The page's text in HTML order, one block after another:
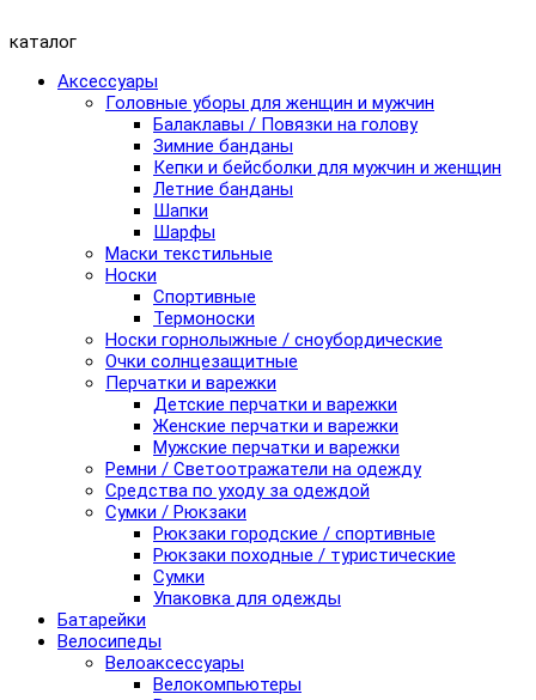
каталог
Аксессуары
Головные уборы для женщин и мужчин
Балаклавы / Повязки на голову
Зимние банданы
Кепки и бейсболки для мужчин и женщин
Летние банданы
Шапки
Шарфы
Маски текстильные
Носки
Спортивные
Термоноски
Носки горнолыжные / сноубордические
Очки солнцезащитные
Перчатки и варежки
Детские перчатки и варежки
Женские перчатки и варежки
Мужские перчатки и варежки
Ремни / Светоотражатели на одежду
Средства по уходу за одеждой
Сумки / Рюкзаки
Рюкзаки городские / спортивные
Рюкзаки походные / туристические
Сумки
Упаковка для одежды
Батарейки
Велосипеды
Велоаксессуары
Велокомпьютеры